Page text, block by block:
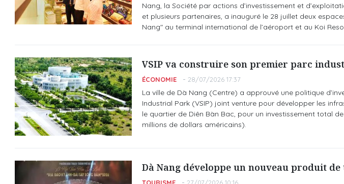
Nang, la Société par actions d’investissement et
et plusieurs partenaires, a inauguré le 28 juillet deux
Nang" au terminal international de l’aéroport et au Koi
VSIP va construire son premier parc
ÉCONOMIE 28/07/2026 17:37
La ville de Dà Nang (Centre) a approuvé une politique
Industrial Park (VSIP) joint venture pour développer les
le quartier de Diên Bàn Bac, pour un investissement total
millions de dollars américains).
Dà Nang développe un nouveau produit